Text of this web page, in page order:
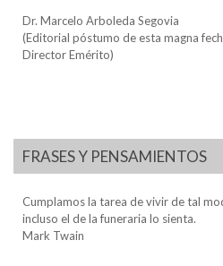
Dr. Marcelo Arboleda Segovia
(Editorial póstumo de esta magna
Director Emérito)
FRASES Y PENSAMIENTOS
Cumplamos la tarea de vivir de tal
incluso el de la funeraria lo sienta.
Mark Twain